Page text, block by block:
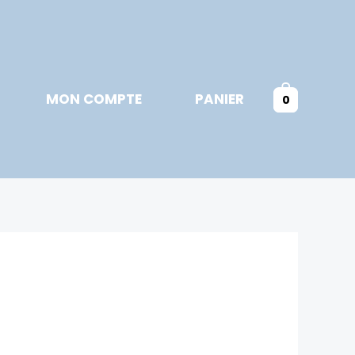
MON COMPTE PANIER 0